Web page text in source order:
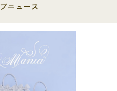
ニュース